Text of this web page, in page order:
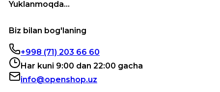
Yuklanmoqda...
Biz bilan bog'laning
+998 (71) 203 66 60
Har kuni 9:00 dan 22:00 gacha
info@openshop.uz